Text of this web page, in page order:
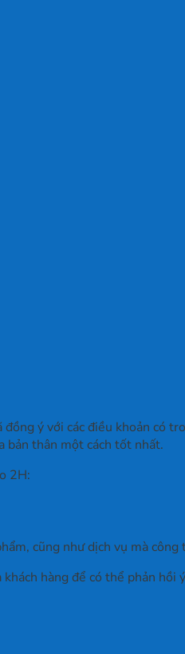
ý với các điều khoản có
bản thân một cách tốt nhất.
2H:
cũng như dịch vụ mà công
hàng để có thể phản hồi